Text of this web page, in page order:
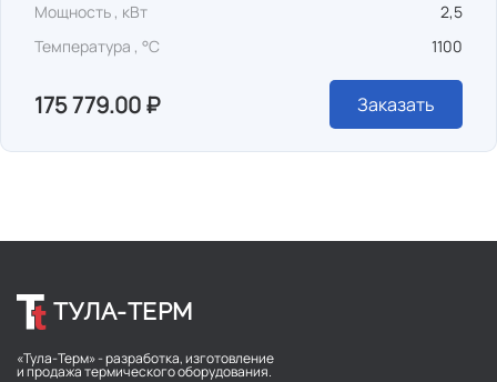
Мощность , кВт
2,5
Температура , °C
1100
175 779.00 ₽ Заказать
ТУЛА-ТЕРМ
«Тула-Терм» - разработка, изготовление
и продажа термического оборудования.